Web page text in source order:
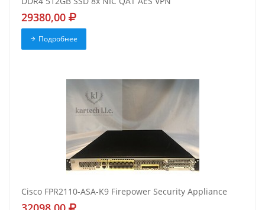
29380,00
Подробнее
Cisco FPR2110-ASA-K9 Firepower Security Appliance